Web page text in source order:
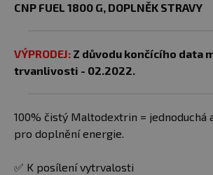
CNP FUEL 1800 G, DOPLNĚK STRAVY
VÝPRODEJ: Z důvodu končícího data
trvanlivosti - 02.2022.
100% čistý Maltodextrin = jednoduchá
pro doplnění energie.
✅ K posílení vytrvalosti